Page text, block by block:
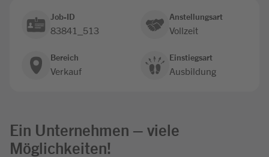
Job-ID
83841_513
Anstellungsart
Vollzeit
Bereich
Verkauf
Einstiegsart
Ausbildung
Ein Unternehmen – viele
Möglichkeiten!